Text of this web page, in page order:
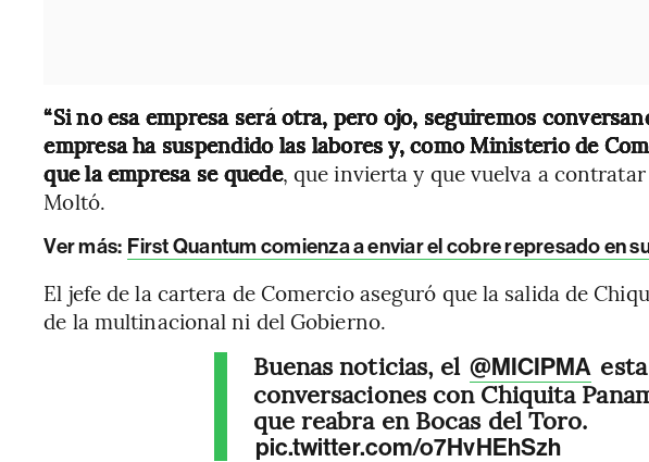
“Si no esa empresa será otra, pero ojo, seguiremos
empresa ha suspendido las labores y, como Ministerio de
que la empresa se quede, que invierta y que vuelva a
Moltó.
Ver más: First Quantum comienza a enviar el cobre represado en
El jefe de la cartera de Comercio aseguró que la salida de
de la multinacional ni del Gobierno.
Buenas noticias, el @MICIPMA
conversaciones con Chiquita
que reabra en Bocas del Toro.
pic.twitter.com/o7HvHEhSzh